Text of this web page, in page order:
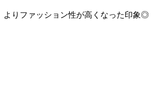
よりファッション性が高くなった印象◎